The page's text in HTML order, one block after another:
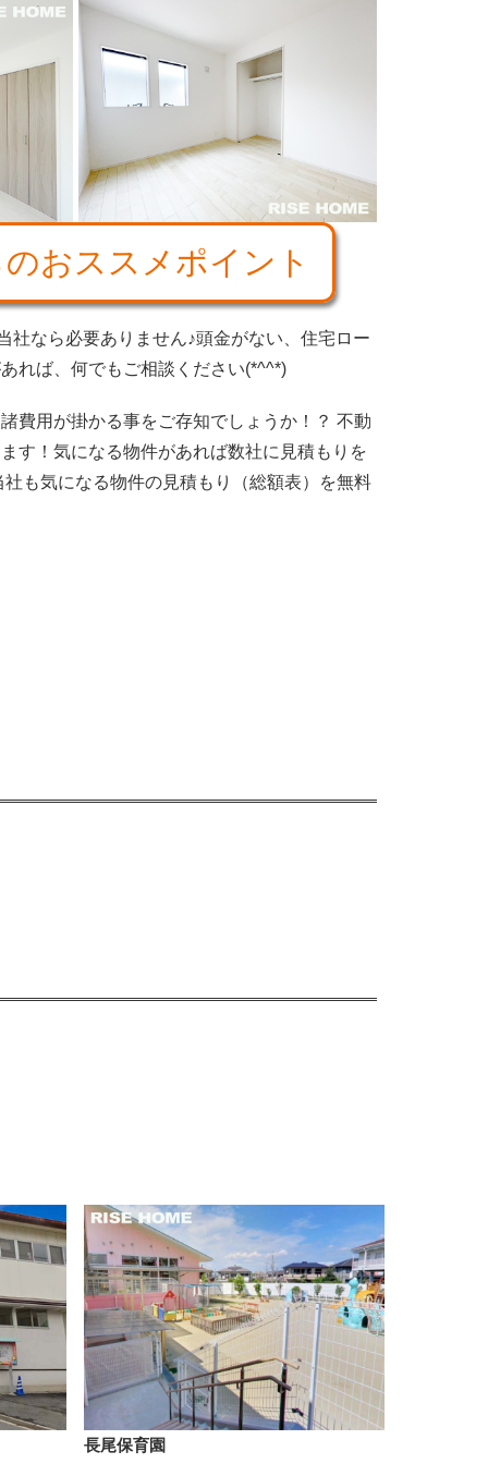
おススメポイント
なら必要ありません♪頭金がない、住宅ロー
れば、何でもご相談ください(*^^*)
費用が掛かる事をご存知でしょうか！？ 不動
す！気になる物件があれば数社に見積もりを
も気になる物件の見積もり（総額表）を無料
長尾保育園